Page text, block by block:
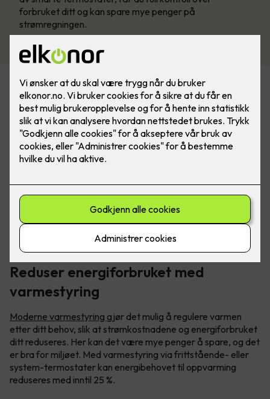
forbruket ditt og kan spare mye penger på
strømregningen.
Smart varmestyring gir deg full kontroll på
energiforbruket ditt i hele boligen. Dette kan du enkelt
styre fra et veggpanel.
Reduser energiforbruket med
varmestyring
Moderne varmestyring gjør det mulig å regulere varmen
etter ditt behov, slik at strømkostnadene og energiforbruket
ditt reduseres. Her kan det være mye penger å spare, og det
er bra for miljøet. Med varmestyring via frittstående- eller
system-termostater kan energibehovet til oppvarming
reduseres med inntil 25 %.